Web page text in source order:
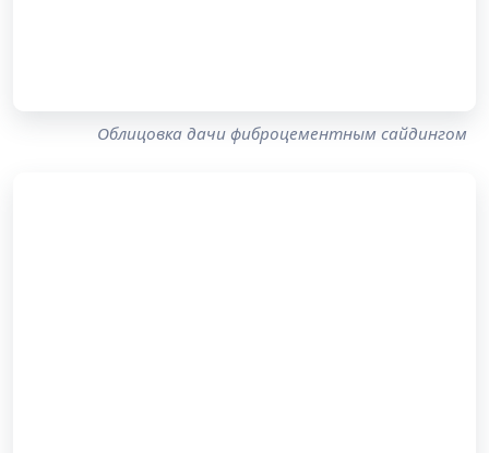
Облицовка дачи фиброцементным сайдингом